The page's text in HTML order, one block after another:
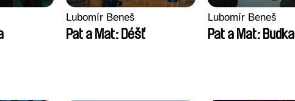
Lubomír Beneš
Pat a Mat: Déšť
Lubomír Beneš
Pat a Mat: Budka